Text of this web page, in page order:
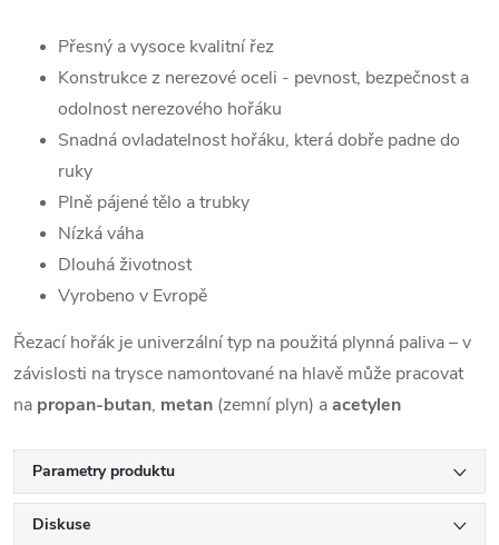
Přesný a vysoce kvalitní řez
Konstrukce z nerezové oceli - pevnost, bezpečnost a
odolnost nerezového hořáku
Snadná ovladatelnost hořáku, která dobře padne do
ruky
Plně pájené tělo a trubky
Nízká váha
Dlouhá životnost
Vyrobeno v Evropě
Řezací hořák je univerzální typ na použitá plynná paliva – v
závislosti na trysce namontované na hlavě může pracovat
na propan-butan, metan (zemní plyn) aacetylen
Parametry produktu
Diskuse